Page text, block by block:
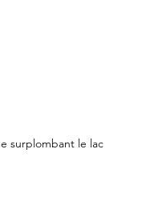
surplombant le lac